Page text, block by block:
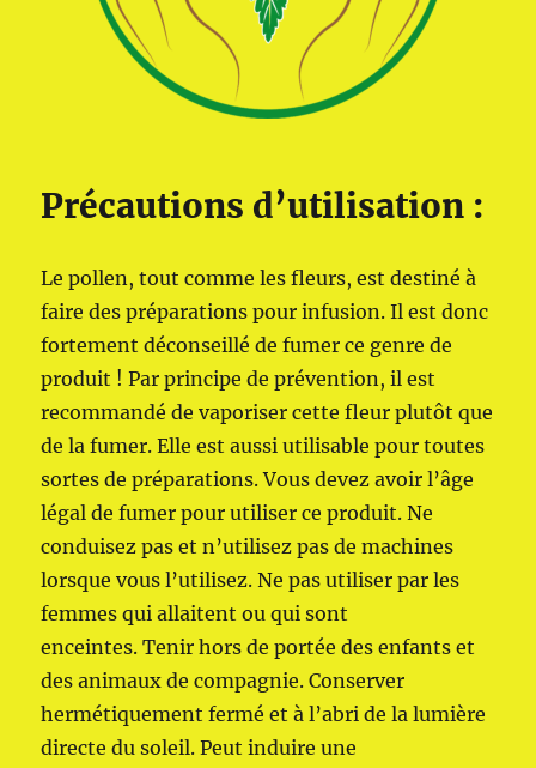
Précautions d’utilisation :
Le pollen, tout comme les fleurs, est destiné à
faire des préparations pour infusion. Il est donc
fortement déconseillé de fumer ce genre de
produit ! Par principe de prévention, il est
recommandé de vaporiser cette fleur plutôt que
de la fumer. Elle est aussi utilisable pour toutes
sortes de préparations. Vous devez avoir l’âge
légal de fumer pour utiliser ce produit. Ne
conduisez pas et n’utilisez pas de machines
lorsque vous l’utilisez. Ne pas utiliser par les
femmes qui allaitent ou qui sont
enceintes. Tenir hors de portée des enfants et
des animaux de compagnie. Conserver
hermétiquement fermé et à l’abri de la lumière
directe du soleil. Peut induire une